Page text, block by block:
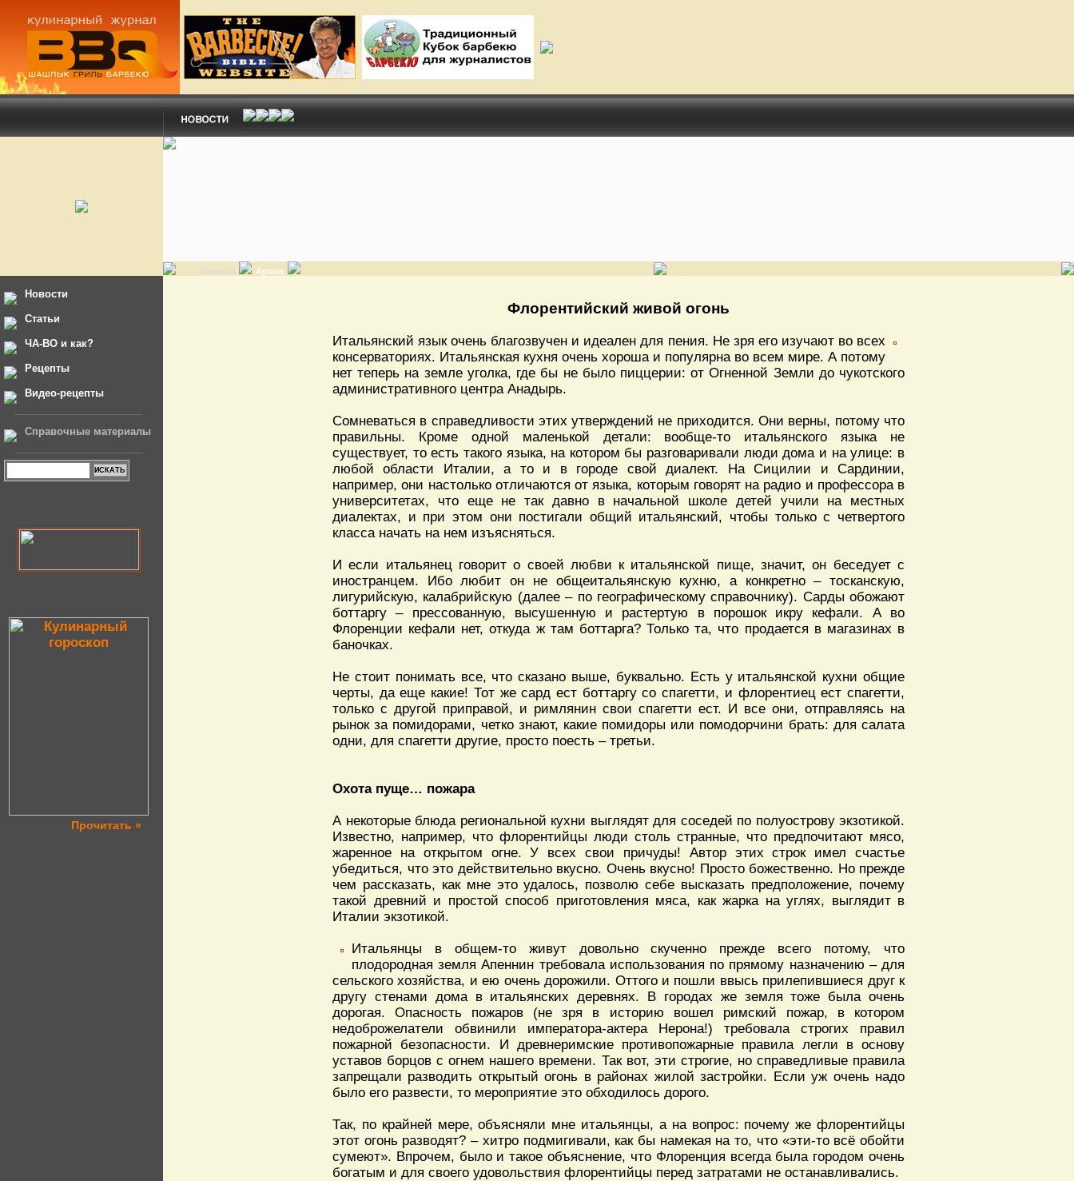
Главная Архив
Новости
Статьи
ЧА-ВО и как?
Рецепты
Видео-рецепты
Справочные материалы
Прочитать »
Флорентийский живой огонь
Итальянский язык очень благозвучен и идеален для пения. Не зря его изучают во всех
консерваториях. Итальянская кухня очень хороша и популярна во всем мире. А потому
нет теперь на земле уголка, где бы не было пиццерии: от Огненной Земли до чукотского
административного центра Анадырь.
Сомневаться в справедливости этих утверждений не приходится. Они верны, потому что
правильны. Кроме одной маленькой детали: вообще-то итальянского языка не
существует, то есть такого языка, на котором бы разговаривали люди дома и на улице: в
любой области Италии, а то и в городе свой диалект. На Сицилии и Сардинии,
например, они настолько отличаются от языка, которым говорят на радио и профессора в
университетах, что еще не так давно в начальной школе детей учили на местных
диалектах, и при этом они постигали общий итальянский, чтобы только с четвертого
класса начать на нем изъясняться.
И если итальянец говорит о своей любви к итальянской пище, значит, он беседует с
иностранцем. Ибо любит он не общеитальянскую кухню, а конкретно – тосканскую,
лигурийскую, калабрийскую (далее – по географическому справочнику). Сарды обожают
боттаргу – прессованную, высушенную и растертую в порошок икру кефали. А во
Флоренции кефали нет, откуда ж там боттарга? Только та, что продается в магазинах в
баночках.
Не стоит понимать все, что сказано выше, буквально. Есть у итальянской кухни общие
черты, да еще какие! Тот же сард ест боттаргу со спагетти, и флорентиец ест спагетти,
только с другой приправой, и римлянин свои спагетти ест. И все они, отправляясь на
рынок за помидорами, четко знают, какие помидоры или помодорчини брать: для салата
одни, для спагетти другие, просто поесть – третьи.
Охота пуще… пожара
А некоторые блюда региональной кухни выглядят для соседей по полуострову экзотикой.
Известно, например, что флорентийцы люди столь странные, что предпочитают мясо,
жаренное на открытом огне. У всех свои причуды! Автор этих строк имел счастье
убедиться, что это действительно вкусно. Очень вкусно! Просто божественно. Но прежде
чем рассказать, как мне это удалось, позволю себе высказать предположение, почему
такой древний и простой способ приготовления мяса, как жарка на углях, выглядит в
Италии экзотикой.
Итальянцы в общем-то живут довольно скученно прежде всего потому, что
плодородная земля Апеннин требовала использования по прямому назначению – для
сельского хозяйства, и ею очень дорожили. Оттого и пошли ввысь прилепившиеся друг к
другу стенами дома в итальянских деревнях. В городах же земля тоже была очень
дорогая. Опасность пожаров (не зря в историю вошел римский пожар, в котором
недоброжелатели обвинили императора-актера Нерона!) требовала строгих правил
пожарной безопасности. И древнеримские противопожарные правила легли в основу
уставов борцов с огнем нашего времени. Так вот, эти строгие, но справедливые правила
запрещали разводить открытый огонь в районах жилой застройки. Если уж очень надо
было его развести, то мероприятие это обходилось дорого.
Так, по крайней мере, объясняли мне итальянцы, а на вопрос: почему же флорентийцы
этот огонь разводят? – хитро подмигивали, как бы намекая на то, что «эти-то всё обойти
сумеют». Впрочем, было и такое объяснение, что Флоренция всегда была городом очень
богатым и для своего удовольствия флорентийцы перед затратами не останавливались.